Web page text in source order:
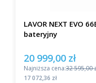
LAVOR NEXT EVO
bateryjny
Cena promocyjna
20 999,00 zł
Najniższa cena:32 595,00
Cena
17 072,36 zł